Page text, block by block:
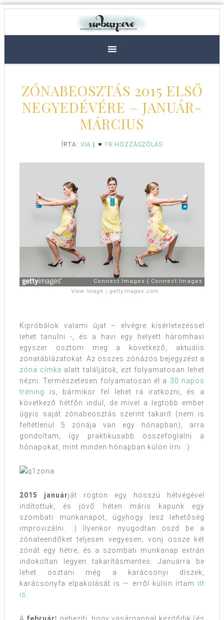
ZÓNABEOSZTÁS 2015 ELSŐ
NEGYEDÉVÉRE – JANUÁR-
MÁRCIUS
ÍRTA: VIA 19 HOZZÁSZÓLÁS
View image | gettyimages.com
Kipróbálok valami újat – elvégre kísérletezéssel
lehet tanulni -, és a havi egy helyett háromhavi
egyszer osztom meg a következő, aktuális
zónatáblázatokat. Az összes zónázós bejegyzést a
zóna címke alatt találjátok, ezt folyamatosan lehet
nézni. Természetesen folyamatosan él a 30 napos
tréning
is, bármikor fel lehet rá iratkozni, és a
következő hétfőn indul, de mivel a legtöbb ember
úgyis saját zónabeosztás szerint takarít (nem is
feltétlenül 5 zónája van egy hónapban), arra
gondoltam, így praktikusabb összefoglalni a
hónapokat, mint minden hónapban külön írni. :)
2015 januárját rögtön egy hosszú hétvégével
indítottuk, és jövő héten máris kapunk egy
szombati munkanapot, úgyhogy lesz lehetőség
improvizálni. :) Ilyenkor nyugodtan oszd be a
zónateendőket teljesen vegyesen, vonj össze két
zónát egy hétre, és a szombati munkanap extrán
indokoltan legyen takarításmentes. Januárra be
lehet osztani még a karácsonyi díszek,
karácsonyfa elpakolását is — erről külön írtam itt
is